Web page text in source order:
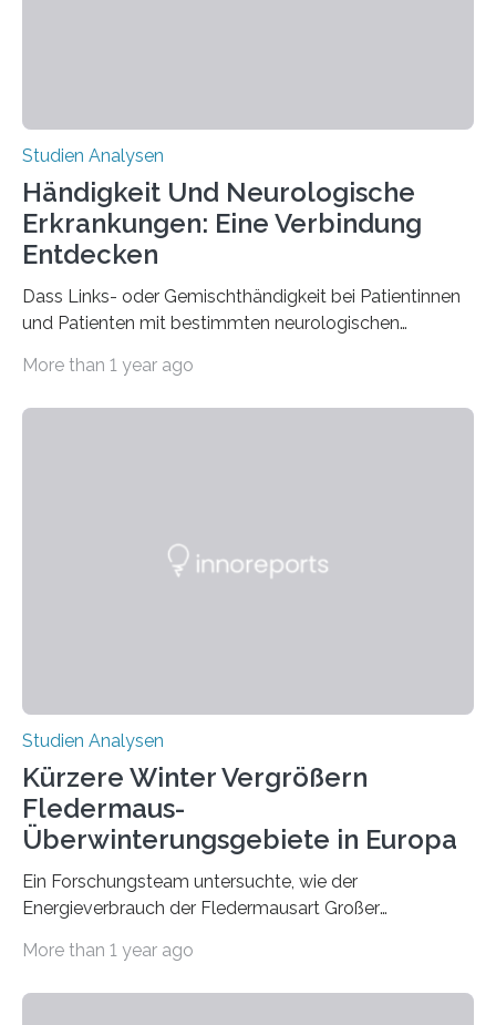
Studien Analysen
Händigkeit Und Neurologische
Erkrankungen: Eine Verbindung
Entdecken
Dass Links- oder Gemischthändigkeit bei Patientinnen
und Patienten mit bestimmten neurologischen
auffällig häufig vorkommt, ist eine oft berichtete
konnten ihn mal belegen, mal nicht. Eine Meta-Analyse,
More than 1 year ago
Studien Analysen
Kürzere Winter Vergrößern
Fledermaus-
Überwinterungsgebiete in Europa
Ein Forschungsteam untersuchte, wie der
Energieverbrauch der Fledermausart Großer
erstellte ein Modell, mit dem sich vorhersagen lässt, in
More than 1 year ago